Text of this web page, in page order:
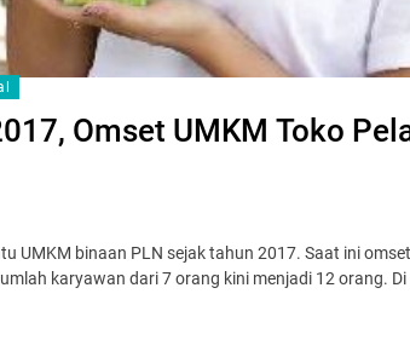
Omset UMKM Toko
UMKM binaan PLN sejak tahun 2017. Saat ini
karyawan dari 7 orang kini menjadi 12 orang.